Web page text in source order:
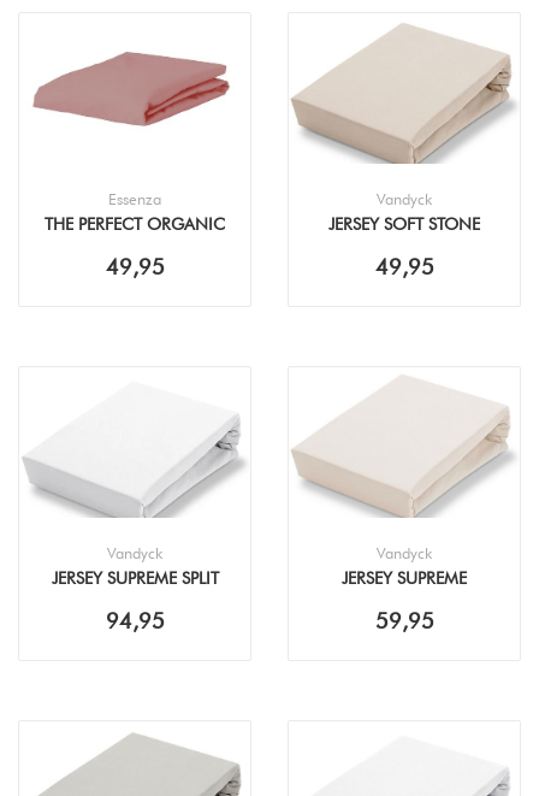
Essenza
THE PERFECT ORGANIC
HOESLAKEN
49,95
Vandyck
JERSEY SOFT STONE
49,95
Vandyck
JERSEY SUPREME SPLIT
94,95
Vandyck
JERSEY SUPREME
59,95